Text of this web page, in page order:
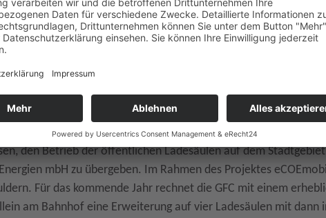
Nicht nur die Stadtverwaltung baut ihren
auf dem Stadtgebiet steigen an. So sind in Dülmen derzeit
Ladevorgänge an den öffentlichen Ladesäulen gut
verfünffacht.
den Betrieb der öffentlichen Ladesäulen auf dem
mbH zu übergeben. Im Rahmen des Projektes
Für das kommende Jahr rechnet die GFC mit einem
am Bahnhof eine Erweiterung auf vier Ladesäulen mit dann